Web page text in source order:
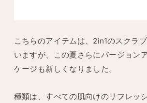
こちらのアイテムは、2in1のスクラ
いますが、この夏さらにバージョン
ケージも新しくなりました。
種類は、すべての肌向けのリフレッ